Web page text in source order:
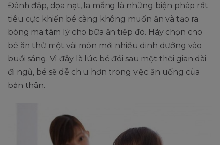
Đánh đập, dọa nạt, la mắng là những biện pháp rất
tiêu cực khiến bé càng không muốn ăn và tạo ra
bóng ma tâm lý cho bữa ăn tiếp đó. Hãy chọn cho
bé ăn thử một vài món mới nhiều dinh dưỡng vào
buổi sáng. Vì đây là lúc bé đói sau một thời gian dài
đi ngủ, bé sẽ dễ chịu hơn trong việc ăn uống của
bản thân.